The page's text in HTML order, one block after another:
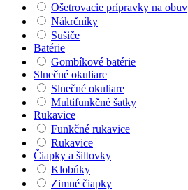
Ošetrovacie prípravky na obuv
Nákrčníky
Sušiče
Batérie
Gombíkové batérie
Slnečné okuliare
Slnečné okuliare
Multifunkčné šatky
Rukavice
Funkčné rukavice
Rukavice
Čiapky a šiltovky
Klobúky
Zimné čiapky